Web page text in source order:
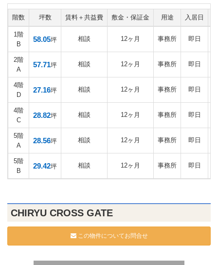
階数 坪数 賃料＋共益費 敷金・保証金 用途 入居日
1階
B
58.05坪 相談 12ヶ月 事務所 即日
2階
A
57.71坪 相談 12ヶ月 事務所 即日
4階
D
27.16坪 相談 12ヶ月 事務所 即日
4階
C
28.82坪 相談 12ヶ月 事務所 即日
5階
A
28.56坪 相談 12ヶ月 事務所 即日
5階
B
29.42坪 相談 12ヶ月 事務所 即日
CHIRYU CROSS GATE
この物件についてお問合せ